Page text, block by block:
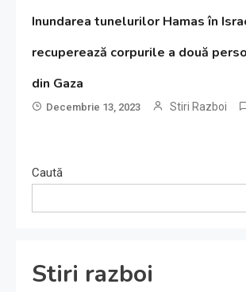
Inundarea tunelurilor Hamas în
recuperează corpurile a două
din Gaza
Decembrie 13, 2023 Stiri Razboi
Caută
Stiri razboi